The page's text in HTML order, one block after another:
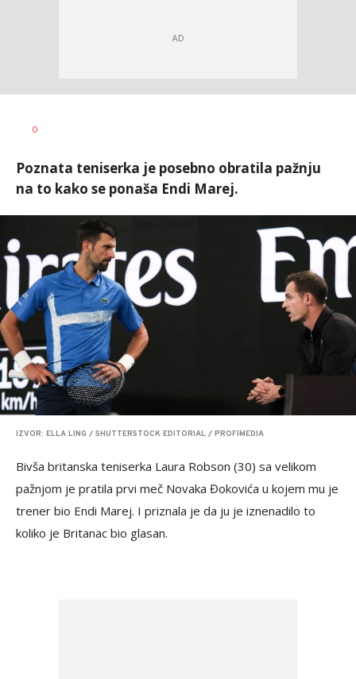
AUTOR
0
Poznata teniserka je posebno obratila pažnju
na to kako se ponaša Endi Marej.
IZVOR: ELLA LING / SHUTTERSTOCK EDITORIAL / PROFIMEDIA
Bivša britanska teniserka Laura Robson (30) sa velikom
pažnjom je pratila prvi meč Novaka Đokovića u kojem mu je
trener bio Endi Marej. I priznala je da ju je iznenadilo to
koliko je Britanac bio glasan.